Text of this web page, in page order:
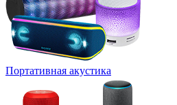
Портативная акустика